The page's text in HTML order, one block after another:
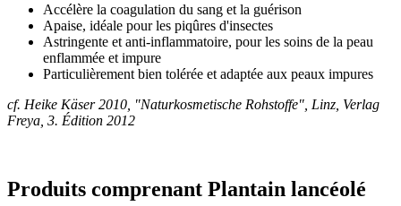
Accélère la coagulation du sang et la guérison
Apaise, idéale pour les piqûres d'insectes
Astringente et anti-inflammatoire, pour les soins de la peau
enflammée et impure
Particulièrement bien tolérée et adaptée aux peaux impures
cf. Heike Käser 2010, "Naturkosmetische Rohstoffe", Linz, Verlag
Freya, 3. Édition 2012
Produits comprenant Plantain lancéolé